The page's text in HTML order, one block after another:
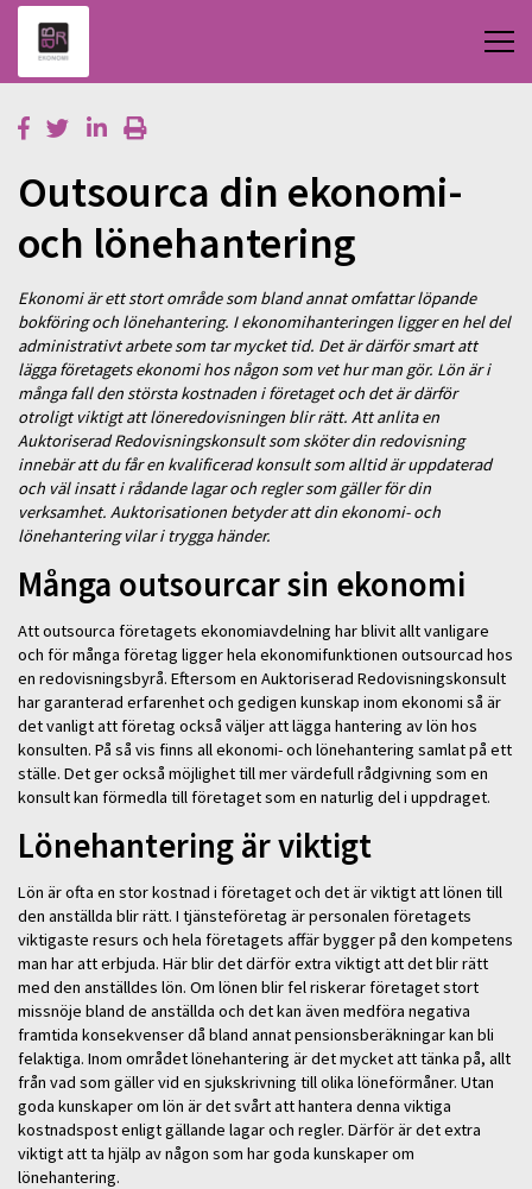
Outsourca din ekonomi-
och lönehantering
Ekonomi är ett stort område som bland annat omfattar löpande
bokföring och lönehantering. I ekonomihanteringen ligger en hel del
administrativt arbete som tar mycket tid. Det är därför smart att
lägga företagets ekonomi hos någon som vet hur man gör. Lön är i
många fall den största kostnaden i företaget och det är därför
otroligt viktigt att löneredovisningen blir rätt. Att anlita en
Auktoriserad Redovisningskonsult som sköter din redovisning
innebär att du får en kvalificerad konsult som alltid är uppdaterad
och väl insatt i rådande lagar och regler som gäller för din
verksamhet. Auktorisationen betyder att din ekonomi- och
lönehantering vilar i trygga händer.
Många outsourcar sin ekonomi
Att outsourca företagets ekonomiavdelning har blivit allt vanligare
och för många företag ligger hela ekonomifunktionen outsourcad hos
en redovisningsbyrå. Eftersom en Auktoriserad Redovisningskonsult
har garanterad erfarenhet och gedigen kunskap inom ekonomi så är
det vanligt att företag också väljer att lägga hantering av lön hos
konsulten. På så vis finns all ekonomi- och lönehantering samlat på ett
ställe. Det ger också möjlighet till mer värdefull rådgivning som en
konsult kan förmedla till företaget som en naturlig del i uppdraget.
Lönehantering är viktigt
Lön är ofta en stor kostnad i företaget och det är viktigt att lönen till
den anställda blir rätt. I tjänsteföretag är personalen företagets
viktigaste resurs och hela företagets affär bygger på den kompetens
man har att erbjuda. Här blir det därför extra viktigt att det blir rätt
med den anställdes lön. Om lönen blir fel riskerar företaget stort
missnöje bland de anställda och det kan även medföra negativa
framtida konsekvenser då bland annat pensionsberäkningar kan bli
felaktiga. Inom området lönehantering är det mycket att tänka på, allt
från vad som gäller vid en sjukskrivning till olika löneförmåner. Utan
goda kunskaper om lön är det svårt att hantera denna viktiga
kostnadspost enligt gällande lagar och regler. Därför är det extra
viktigt att ta hjälp av någon som har goda kunskaper om
lönehantering.